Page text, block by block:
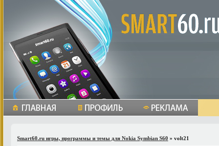
Smart60.ru игры, программы и темы для Nokia Symbian S60 » volt21